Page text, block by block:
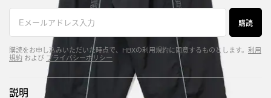
購読
購読をお申し込みいただいた時点で、HBXの利用規約に同意するものとします。 利用
規約 および プライバシーポリシー
説明